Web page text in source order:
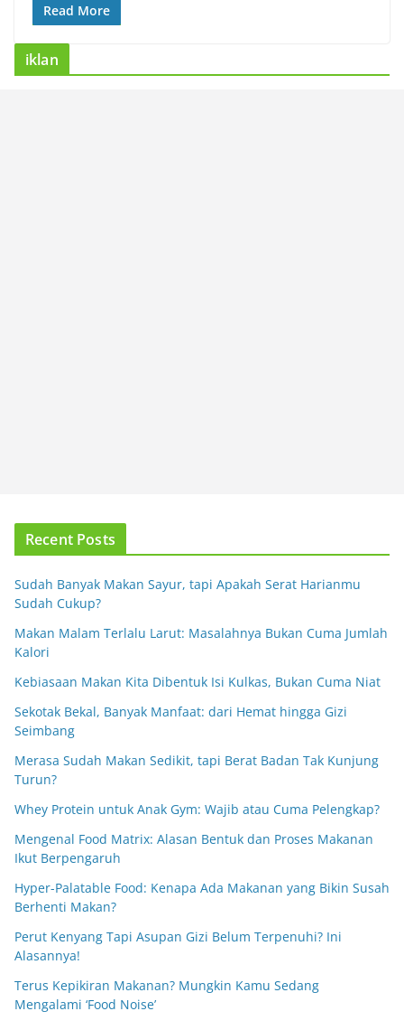
Read More
iklan
Recent Posts
Sudah Banyak Makan Sayur, tapi Apakah Serat Harianmu
Sudah Cukup?
Makan Malam Terlalu Larut: Masalahnya Bukan Cuma Jumlah
Kalori
Kebiasaan Makan Kita Dibentuk Isi Kulkas, Bukan Cuma Niat
Sekotak Bekal, Banyak Manfaat: dari Hemat hingga Gizi
Seimbang
Merasa Sudah Makan Sedikit, tapi Berat Badan Tak Kunjung
Turun?
Whey Protein untuk Anak Gym: Wajib atau Cuma Pelengkap?
Mengenal Food Matrix: Alasan Bentuk dan Proses Makanan
Ikut Berpengaruh
Hyper-Palatable Food: Kenapa Ada Makanan yang Bikin Susah
Berhenti Makan?
Perut Kenyang Tapi Asupan Gizi Belum Terpenuhi? Ini
Alasannya!
Terus Kepikiran Makanan? Mungkin Kamu Sedang
Mengalami ‘Food Noise’